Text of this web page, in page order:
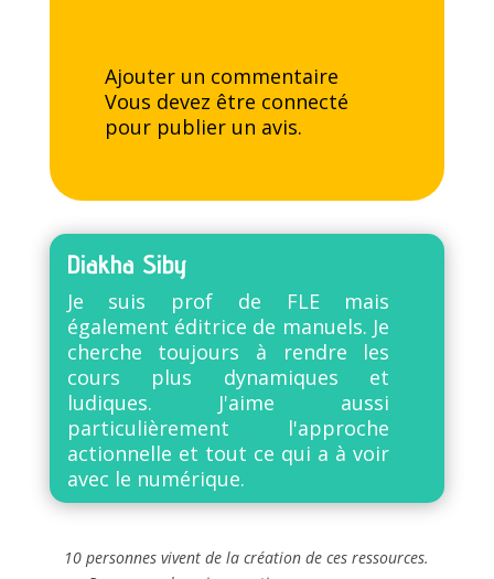
Ajouter un commentaire
Vous devez être connecté
pour publier un avis.
Diakha Siby
Je suis prof de FLE mais
également éditrice de manuels. Je
cherche toujours à rendre les
cours plus dynamiques et
ludiques. J'aime aussi
particulièrement l'approche
actionnelle et tout ce qui a à voir
avec le numérique.
10 personnes vivent de la création de ces ressources.